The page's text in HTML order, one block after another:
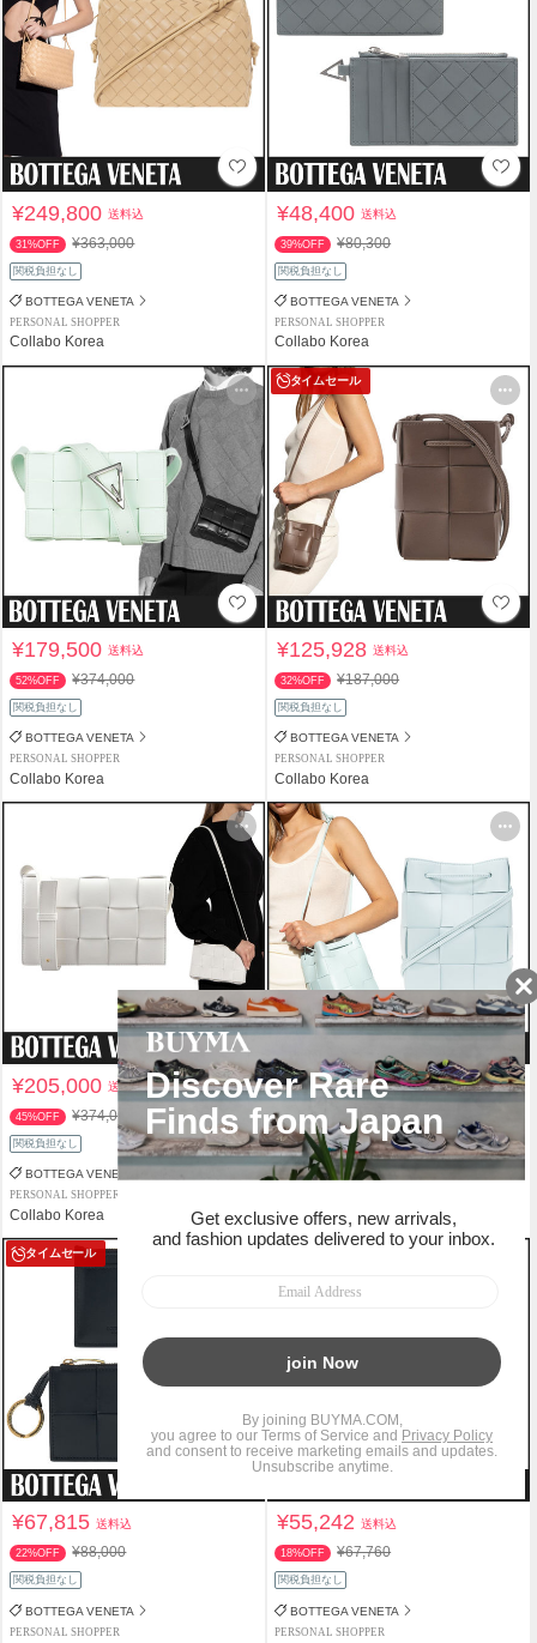
¥249,800送料込
31%OFF ¥363,000
関税負担なし
BOTTEGA VENETA
PERSONAL SHOPPER
Collabo Korea
¥48,400送料込
39%OFF ¥80,300
関税負担なし
BOTTEGA VENETA
PERSONAL SHOPPER
Collabo Korea
¥179,500送料込
52%OFF ¥374,000
関税負担なし
BOTTEGA VENETA
PERSONAL SHOPPER
Collabo Korea
タイムセール
¥125,928送料込
32%OFF ¥187,000
関税負担なし
BOTTEGA VENETA
PERSONAL SHOPPER
Collabo Korea
¥205,000送料込
45%OFF ¥374,000
関税負担なし
BOTTEGA VENETA
PERSONAL SHOPPER
Collabo Korea
¥132,500送料込
47%OFF ¥253,000
関税負担なし
BOTTEGA VENETA
Collabo Korea
タイムセール
¥67,815送料込
22%OFF ¥88,000
関税負担なし
BOTTEGA VENETA
PERSONAL SHOPPER
¥55,242送料込
18%OFF ¥67,760
関税負担なし
BOTTEGA VENETA
PERSONAL SHOPPER